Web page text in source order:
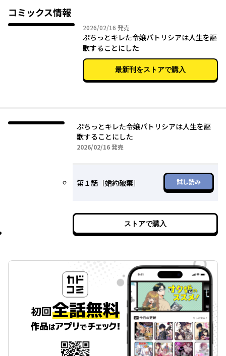
政治もビジネスも、友情も、本気で変えていこうとするパトリシ
アを、
偽りの予言で惑わす聖女や、婚約者との衝撃の再会が揺さぶって
捨てられ令嬢と仮面の皇子が見つけた、幸せすぎる辺境ライフ。
人生やり直し×学園ラブ×政治ファンタジー、今ここに開幕！
コミックス情報
2026/02/16 2026年02月16日
発売
ぷちっとキレた令嬢パトリシアは人生を謳
歌することにした
最新刊をストアで購入
ぷちっとキレた令嬢パトリシアは人生を謳
歌することにした
2026/02/162026年02月16日
発売
第１話［婚約破棄］ 試し読み
ストアで購入